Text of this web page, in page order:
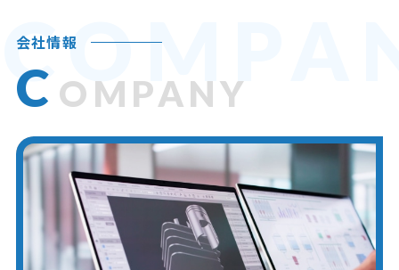
会社情報
C OMPANY